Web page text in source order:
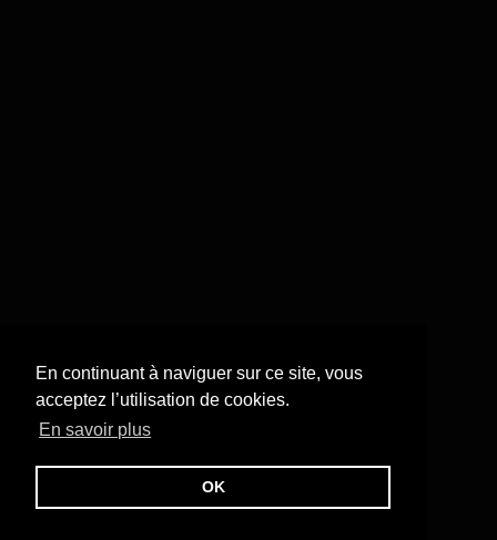
En continuant à naviguer sur ce site, vous
acceptez l’utilisation de cookies.
En savoir plus
OK